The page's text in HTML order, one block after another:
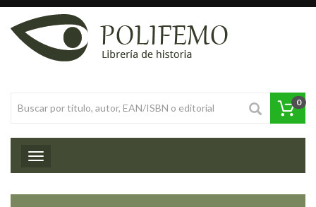
0
Toggle navigation